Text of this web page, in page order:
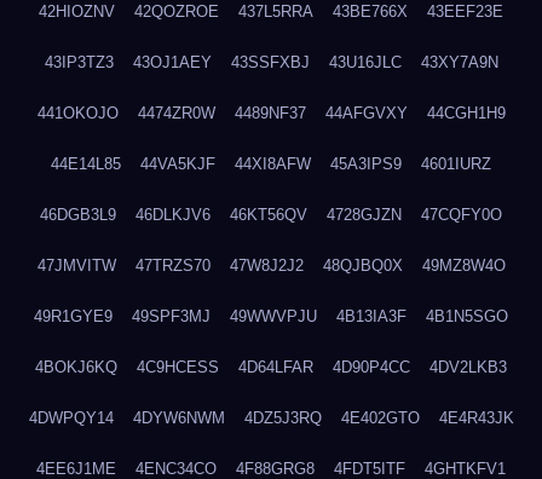
42HIOZNV 42QOZROE 437L5RRA 43BE766X 43EEF23E
43IP3TZ3 43OJ1AEY 43SSFXBJ 43U16JLC 43XY7A9N
441OKOJO 4474ZR0W 4489NF37 44AFGVXY 44CGH1H9
44E14L85 44VA5KJF 44XI8AFW 45A3IPS9 4601IURZ
46DGB3L9 46DLKJV6 46KT56QV 4728GJZN 47CQFY0O
47JMVITW 47TRZS70 47W8J2J2 48QJBQ0X 49MZ8W4O
49R1GYE9 49SPF3MJ 49WWVPJU 4B13IA3F 4B1N5SGO
4BOKJ6KQ 4C9HCESS 4D64LFAR 4D90P4CC 4DV2LKB3
4DWPQY14 4DYW6NWM 4DZ5J3RQ 4E402GTO 4E4R43JK
4EE6J1ME 4ENC34CO 4F88GRG8 4FDT5ITF 4GHTKFV1